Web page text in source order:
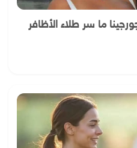
ما سر طلاء الأظافر